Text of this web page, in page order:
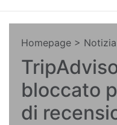
Homepage > Notizia
bloccato
di